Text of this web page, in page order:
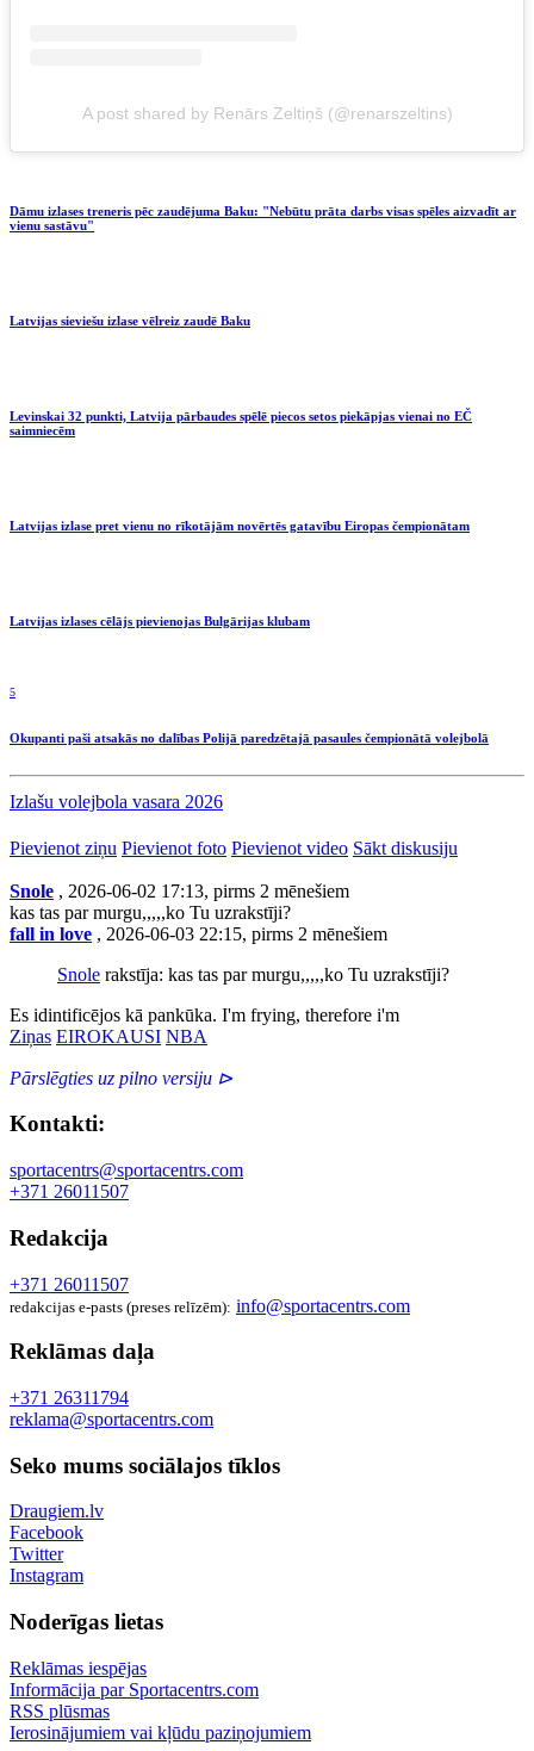
A post shared by Renārs Zeltiņš (@renarszeltins)
Dāmu izlases treneris pēc zaudējuma Baku: "Nebūtu prāta darbs visas spēles aizvadīt ar
vienu sastāvu"
Latvijas sieviešu izlase vēlreiz zaudē Baku
Levinskai 32 punkti, Latvija pārbaudes spēlē piecos setos piekāpjas vienai no EČ
saimniecēm
Latvijas izlase pret vienu no rīkotājām novērtēs gatavību Eiropas čempionātam
Latvijas izlases cēlājs pievienojas Bulgārijas klubam
5
Okupanti paši atsakās no dalības Polijā paredzētajā pasaules čempionātā volejbolā
Izlašu volejbola vasara 2026
Pievienot ziņu Pievienot foto Pievienot video Sākt diskusiju
Snole , 2026-06-02 17:13, pirms 2 mēnešiem
kas tas par murgu,,,,,ko Tu uzrakstīji?
fall in love , 2026-06-03 22:15, pirms 2 mēnešiem
Snole rakstīja: kas tas par murgu,,,,,ko Tu uzrakstīji?
Es idintificējos kā pankūka. I'm frying, therefore i'm
Ziņas EIROKAUSI NBA
Pārslēgties uz pilno versiju ⊳
Kontakti:
sportacentrs@sportacentrs.com
+371 26011507
Redakcija
+371 26011507
redakcijas e-pasts (preses relīzēm): info@sportacentrs.com
Reklāmas daļa
+371 26311794
reklama@sportacentrs.com
Seko mums sociālajos tīklos
Draugiem.lv
Facebook
Twitter
Instagram
Noderīgas lietas
Reklāmas iespējas
Informācija par Sportacentrs.com
RSS plūsmas
Ierosinājumiem vai kļūdu paziņojumiem